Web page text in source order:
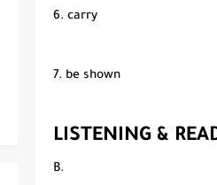
6. carry
7. be shown
LISTENING &
B.